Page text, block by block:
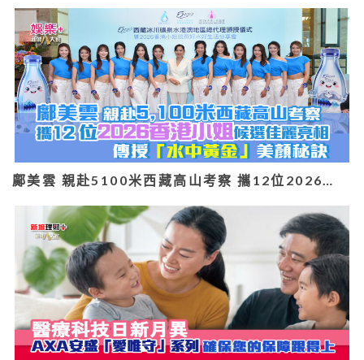
鄺美雲 親赴5100米西藏高山考察 攜12位2026…